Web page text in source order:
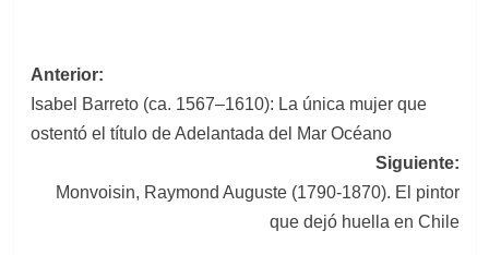
Navegación
de
Anterior:
Isabel Barreto (ca. 1567–1610): La única mujer que
ostentó el título de Adelantada del Mar Océano
Siguiente:
Monvoisin, Raymond Auguste (1790-1870). El pintor
que dejó huella en Chile